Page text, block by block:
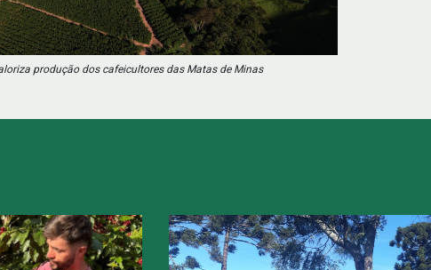
produção dos cafeicultores das Matas de Minas